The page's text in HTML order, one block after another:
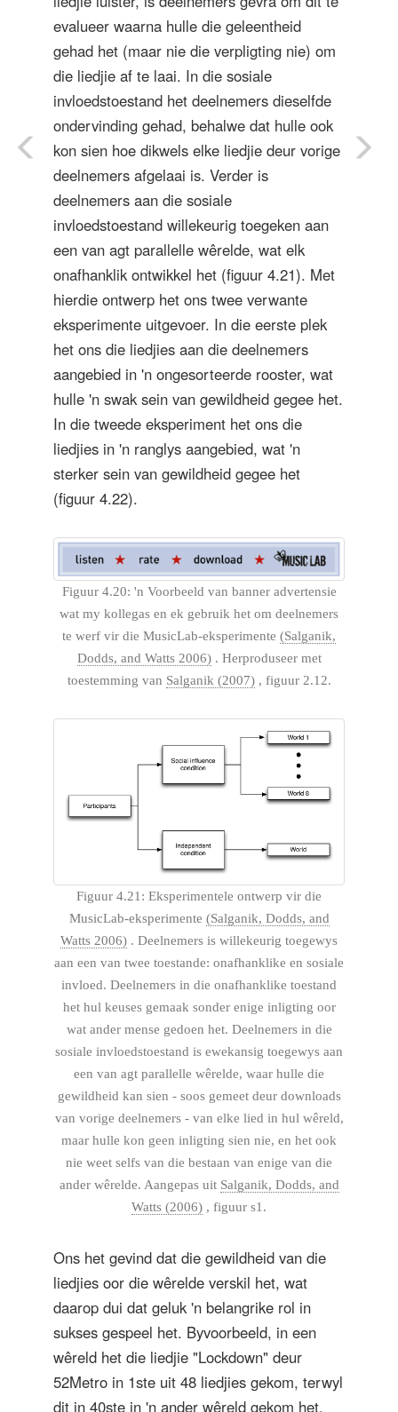
evalueer waarna hulle die geleentheid
gehad het (maar nie die verpligting nie) om
die liedjie af te laai. In die sosiale
invloedstoestand het deelnemers dieselfde
ondervinding gehad, behalwe dat hulle ook
kon sien hoe dikwels elke liedjie deur vorige
deelnemers afgelaai is. Verder is
deelnemers aan die sosiale
invloedstoestand willekeurig toegeken aan
een van agt parallelle wêrelde, wat elk
onafhanklik ontwikkel het (figuur 4.21). Met
hierdie ontwerp het ons twee verwante
eksperimente uitgevoer. In die eerste plek
het ons die liedjies aan die deelnemers
aangebied in 'n ongesorteerde rooster, wat
hulle 'n swak sein van gewildheid gegee het.
In die tweede eksperiment het ons die
liedjies in 'n ranglys aangebied, wat 'n
sterker sein van gewildheid gegee het
(figuur 4.22).
Figuur 4.20: 'n Voorbeeld van banner advertensie
wat my kollegas en ek gebruik het om deelnemers
te werf vir die MusicLab-eksperimente (Salganik,
Dodds, and Watts 2006). Herproduseer met
toestemming van Salganik (2007), figuur 2.12.
Figuur 4.21: Eksperimentele ontwerp vir die
MusicLab-eksperimente (Salganik, Dodds, and
Watts 2006) . Deelnemers is willekeurig toegewys
aan een van twee toestande: onafhanklike en sosiale
invloed. Deelnemers in die onafhanklike toestand
het hul keuses gemaak sonder enige inligting oor
wat ander mense gedoen het. Deelnemers in die
sosiale invloedstoestand is ewekansig toegewys aan
een van agt parallelle wêrelde, waar hulle die
gewildheid kan sien - soos gemeet deur downloads
van vorige deelnemers - van elke lied in hul wêreld,
maar hulle kon geen inligting sien nie, en het ook
nie weet selfs van die bestaan ​​van enige van die
ander wêrelde. Aangepas uit Salganik, Dodds, and
Watts (2006) , figuur s1.
Ons het gevind dat die gewildheid van die
liedjies oor die wêrelde verskil het, wat
daarop dui dat geluk 'n belangrike rol in
sukses gespeel het. Byvoorbeeld, in een
wêreld het die liedjie "Lockdown" deur
52Metro in 1ste uit 48 liedjies gekom, terwyl
dit in 40ste in 'n ander wêreld gekom het.